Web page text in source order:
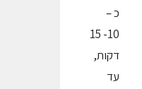
כ –
10- 15
דקות,
עד